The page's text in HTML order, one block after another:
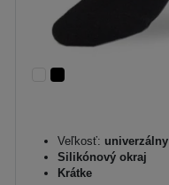
Veľkosť: univerzálny
Silikónový okraj
Krátke